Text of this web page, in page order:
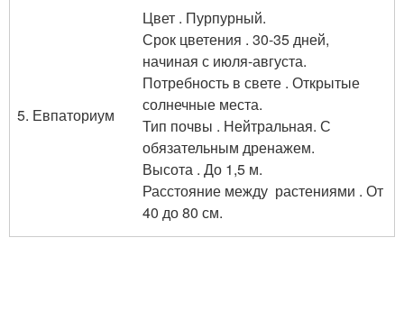
5. Евпаториум
Цвет . Пурпурный.
Срок цветения . 30-35 дней,
начиная с июля-августа.
Потребность в свете . Открытые
солнечные места.
Тип почвы . Нейтральная. С
обязательным дренажем.
Высота . До 1,5 м.
Расстояние между растениями . От
40 до 80 см.